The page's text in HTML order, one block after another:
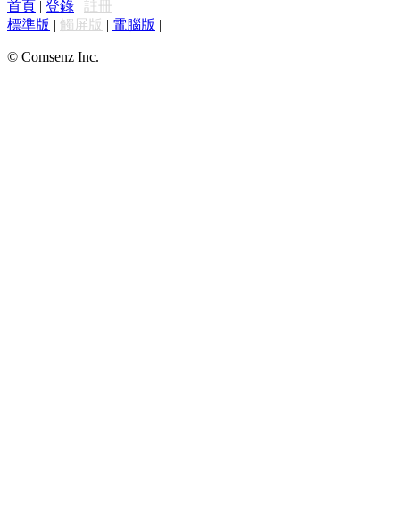
首頁 | 登錄 | 註冊
標準版 | 觸屏版 | 電腦版 |
© Comsenz Inc.